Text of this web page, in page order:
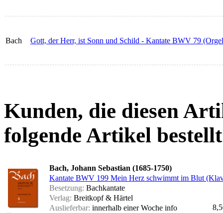
Bach Gott, der Herr, ist Sonn und Schild - Kantate BWV 79
Kunden, die diesen
folgende Artikel
Bach, Johann Sebastian (1685-1750)
Kantate BWV 199 Mein Herz schwimmt im Blut
Besetzung: Bachkantate
Verlag: Breitkopf & Härtel
Auslieferbar: innerhalb einer Woche info